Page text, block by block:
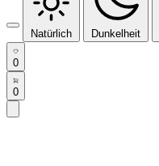
Natürlich Dunkelheit
0
0